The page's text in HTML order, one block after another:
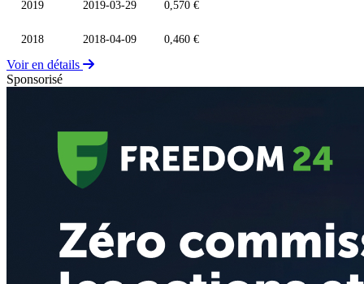
2019 2019-03-29 0,570 €
2018 2018-04-09 0,460 €
Voir en détails
Sponsorisé